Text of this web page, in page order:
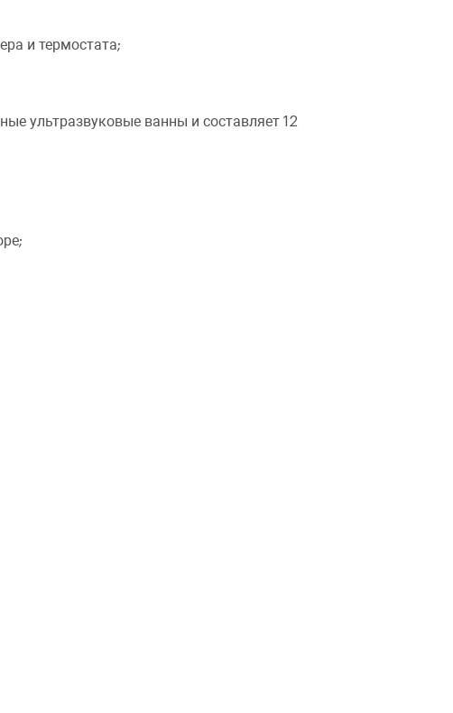
и термостата;
ультразвуковые ванны и составляет 12
ОФОРМИТЬ ЗАКАЗ